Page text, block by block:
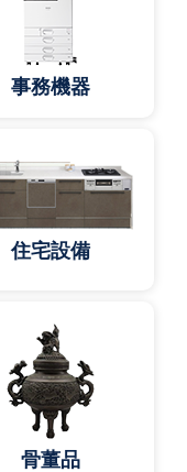
事務機器
住宅設備
骨董品